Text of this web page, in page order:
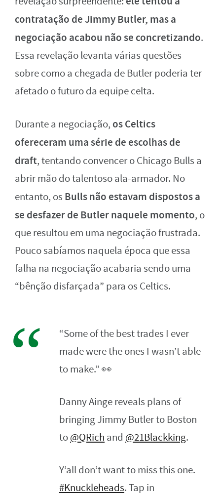
contratação de Jimmy Butler, mas a
negociação acabou não se concretizando.
Essa revelação levanta várias questões
sobre como a chegada de Butler poderia ter
afetado o futuro da equipe celta.
Durante a negociação, os Celtics
ofereceram uma série de escolhas de
draft, tentando convencer o Chicago Bulls a
abrir mão do talentoso ala-armador. No
entanto, os Bulls não estavam dispostos a
se desfazer de Butler naquele momento, o
que resultou em uma negociação frustrada.
Pouco sabíamos naquela época que essa
falha na negociação acabaria sendo uma
“bênção disfarçada” para os Celtics.
“Some of the best trades I ever
made were the ones I wasn’t able
to make.” 👀
Danny Ainge reveals plans of
bringing Jimmy Butler to Boston
to@QRich and @21Blackking.
Y’all don’t want to miss this one.
#Knuckleheads. Tap in